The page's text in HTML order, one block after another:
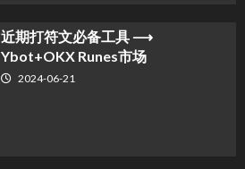
近期打符文必备工具 ⟶
Ybot+OKX Runes市场
2024-06-21